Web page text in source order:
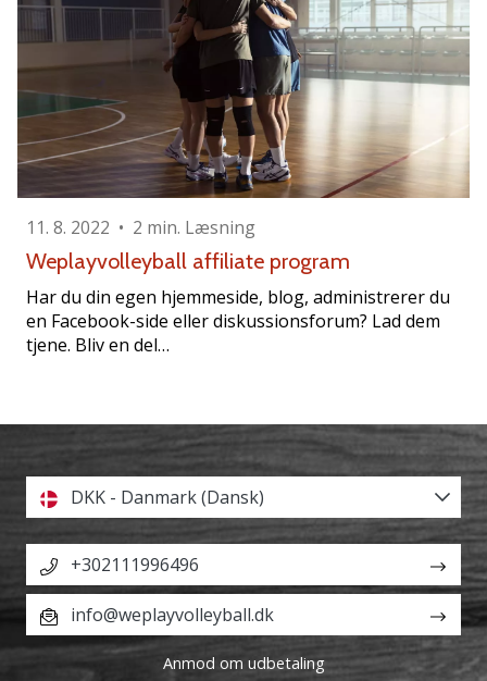
en
Facebook-
side
eller
diskussionsforum?
Lad
dem
Bliv
en
del…
Vis alle
11. 8. 2022 • 2 min. Læsning
Weplayvolleyball affiliate program
Har du din egen hjemmeside, blog, administrerer du
en Facebook-side eller diskussionsforum? Lad dem
tjene. Bliv en del…
DKK - Danmark (Dansk)
+302111996496
info@weplayvolleyball.dk
Anmod om udbetaling